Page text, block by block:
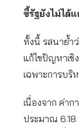
ชี้รัฐยังไม่ได้
ทั้งนี้ รสนาย้ำ
แก้ไขปัญหาเชิ
เฉพาะการบริ
เนื่องจาก ค่า
ประมาณ 6.18